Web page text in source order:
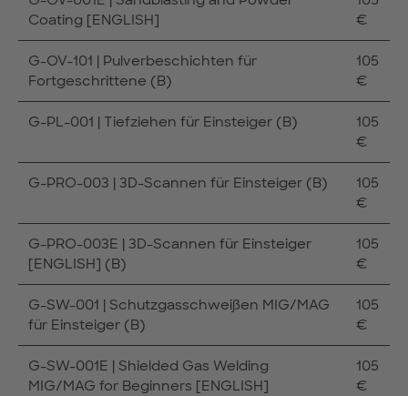
Coating [ENGLISH]
€
G-OV-101 | Pulverbeschichten für
Fortgeschrittene (B)
105
€
G-PL-001 | Tiefziehen für Einsteiger (B)
105
€
G-PRO-003 | 3D-Scannen für Einsteiger (B)
105
€
G-PRO-003E | 3D-Scannen für Einsteiger
[ENGLISH] (B)
105
€
G-SW-001 | Schutzgasschweißen MIG/MAG
für Einsteiger (B)
105
€
G-SW-001E | Shielded Gas Welding
MIG/MAG for Beginners [ENGLISH]
105
€